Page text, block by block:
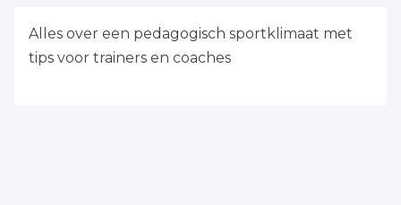
Alles over een pedagogisch sportklimaat met
tips voor trainers en coaches